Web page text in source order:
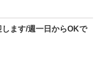
ます/週一日からOKで